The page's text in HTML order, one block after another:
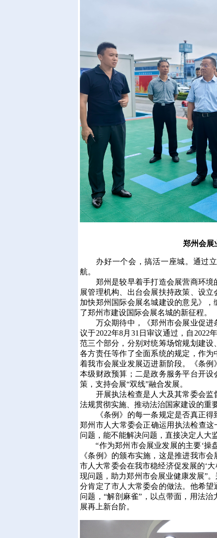
郑州会展
办好一个会，搞活一座城。通过立
航。
郑州是较早着手打造会展营商环境
展管理机构、出台会展扶持政策、设
加快郑州国际会展名城建设的意见》
了郑州市建设国际会展名城的新征程。
万众期待中，《郑州市会展业促进
议于2022年8月31日审议通过，自2022
范三个部分，分别对统筹场馆规划建
各方责任等作了全面系统的规定，作
着我市会展业发展迈进新阶段。《条
本级财政预算；二是政务服务平台开
策，支持会展“双线”融合发展。
开展执法检查是人大及其常委会监
法规贯彻实施、推动法治国家建设的重
《条例》的每一条规定是否真正得
郑州市人大常委会正确运用执法检查
问题，能不能解决问题，直接决定人大
“作为郑州市会展业发展的主要‘操
《条例》的颁布实施，这是推进我市
市人大常委会在我市稳经济促发展的‘
现问题，助力郑州市会展业健康发展”
分肯定了市人大常委会的做法。他希
问题，“解剖麻雀”，以点带面，用法
展再上新台阶。